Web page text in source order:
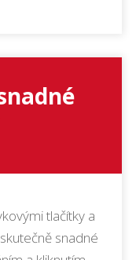
tlačítky a
snadné